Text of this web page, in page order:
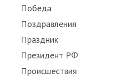
Победа
Поздравления
Праздник
Президент РФ
Происшествия